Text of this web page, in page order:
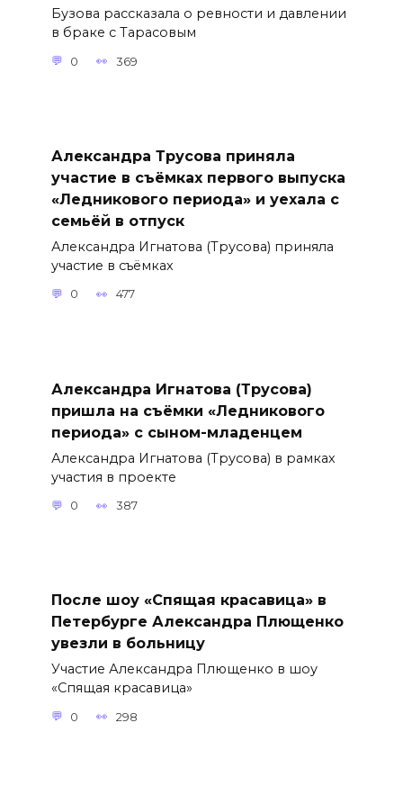
Бузова рассказала о ревности и давлении
в браке с Тарасовым
0 369
Александра Трусова приняла
участие в съёмках первого выпуска
«Ледникового периода» и уехала с
семьёй в отпуск
Александра Игнатова (Трусова) приняла
участие в съёмках
0 477
Александра Игнатова (Трусова)
пришла на съёмки «Ледникового
периода» с сыном-младенцем
Александра Игнатова (Трусова) в рамках
участия в проекте
0 387
После шоу «Спящая красавица» в
Петербурге Александра Плющенко
увезли в больницу
Участие Александра Плющенко в шоу
«Спящая красавица»
0 298